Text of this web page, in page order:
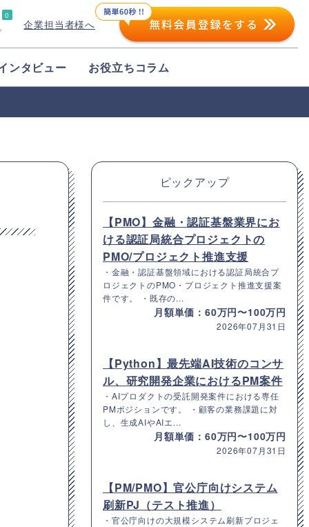
0
企業担当者様へ
ンタビュー お役立ちコラム
ピックアップ
【PMO】金融・認証基盤業界にお
ける認証局統合プロジェクトの
PMO/プロジェクト推進支援
・金融・認証基盤領域における認証局統合プ
ロジェクトのPMO・プロジェクト推進支援案
件です。 ・既存の...
月額単価：60万円〜100万円
2026年07月31日
【Python】最先端AI技術のコンサ
ル、研究開発企業におけるPM案件
・AIプロダクトの受託開発案件における専任
PMポジションです。 ・顧客の業務課題に対
し、生成AIやAIエ...
月額単価：60万円〜100万円
2026年07月31日
【PM/PMO】官公庁向けシステム
刷新PJ（テスト推進）
・官公庁向けの大規模システム刷新プロジェ